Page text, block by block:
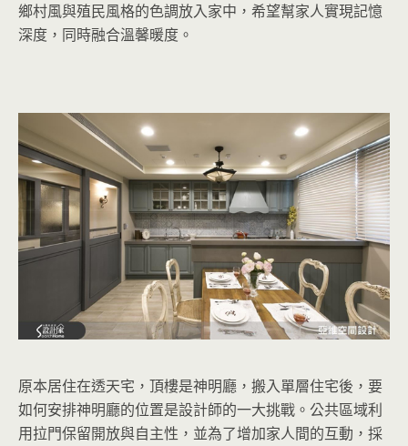
鄉村風與殖民風格的色調放入家中，希望幫家人實現記憶
深度，同時融合溫馨暖度。
原本居住在透天宅，頂樓是神明廳，搬入單層住宅後，要
如何安排神明廳的位置是設計師的一大挑戰。公共區域利
用拉門保留開放與自主性，並為了增加家人間的互動，採